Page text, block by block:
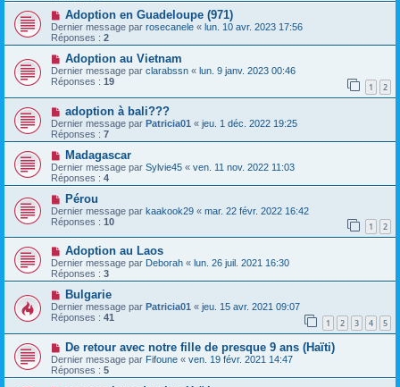
Adoption en Guadeloupe (971)
Dernier message par rosecanele « lun. 10 avr. 2023 17:56
Réponses : 2
Adoption au Vietnam
Dernier message par clarabssn « lun. 9 janv. 2023 00:46
Réponses : 19 1 2
adoption à bali???
Dernier message par Patricia01 « jeu. 1 déc. 2022 19:25
Réponses : 7
Madagascar
Dernier message par Sylvie45 « ven. 11 nov. 2022 11:03
Réponses : 4
Pérou
Dernier message par kaakook29 « mar. 22 févr. 2022 16:42
Réponses : 10 1 2
Adoption au Laos
Dernier message par Deborah « lun. 26 juil. 2021 16:30
Réponses : 3
Bulgarie
Dernier message par Patricia01 « jeu. 15 avr. 2021 09:07
Réponses : 41 1 2 3 4 5
De retour avec notre fille de presque 9 ans (Haïti)
Dernier message par Fifoune « ven. 19 févr. 2021 14:47
Réponses : 5